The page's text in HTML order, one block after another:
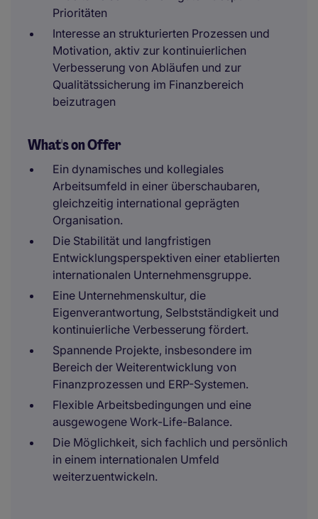
Prioritäten
Interesse an strukturierten Prozessen und
Motivation, aktiv zur kontinuierlichen
Verbesserung von Abläufen und zur
Qualitätssicherung im Finanzbereich
beizutragen
What's on Offer
Ein dynamisches und kollegiales
Arbeitsumfeld in einer überschaubaren,
gleichzeitig international geprägten
Organisation.
Die Stabilität und langfristigen
Entwicklungsperspektiven einer etablierten
internationalen Unternehmensgruppe.
Eine Unternehmenskultur, die
Eigenverantwortung, Selbstständigkeit und
kontinuierliche Verbesserung fördert.
Spannende Projekte, insbesondere im
Bereich der Weiterentwicklung von
Finanzprozessen und ERP-Systemen.
Flexible Arbeitsbedingungen und eine
ausgewogene Work-Life-Balance.
Die Möglichkeit, sich fachlich und persönlich
in einem internationalen Umfeld
weiterzuentwickeln.